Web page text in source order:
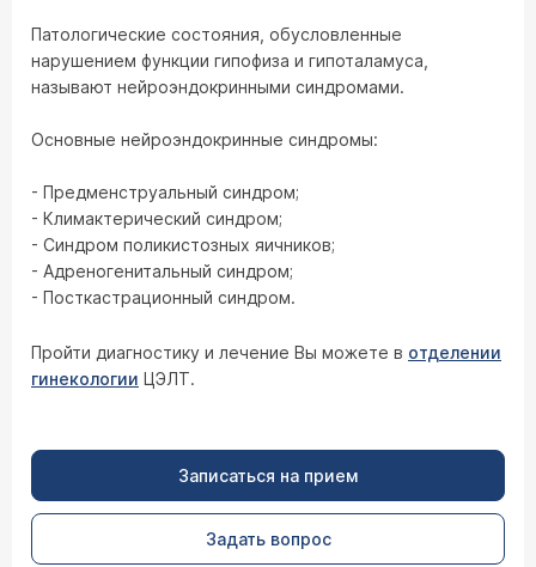
Патологические состояния, обусловленные
нарушением функции гипофиза и гипоталамуса,
называют нейроэндокринными синдромами.
Основные нейроэндокринные синдромы:
- Предменструальный синдром;
- Климактерический синдром;
- Синдром поликистозных яичников;
- Адреногенитальный синдром;
- Посткастрационный синдром.
Пройти диагностику и лечение Вы можете в отделении
гинекологии ЦЭЛТ.
Записаться на прием
Задать вопрос